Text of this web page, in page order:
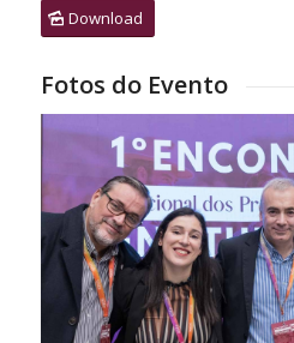
Download
Fotos do Evento